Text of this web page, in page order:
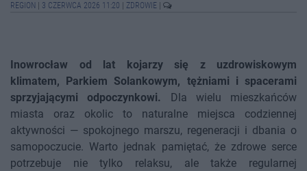
REGION 3 CZERWCA 2026 11:20 ZDROWIE
Inowrocław od lat kojarzy się z uzdrowiskowym
klimatem, Parkiem Solankowym, tężniami i spacerami
sprzyjającymi odpoczynkowi. Dla wielu mieszkańców
miasta oraz okolic to naturalne miejsca codziennej
aktywności — spokojnego marszu, regeneracji i dbania o
samopoczucie. Warto jednak pamiętać, że zdrowe serce
potrzebuje nie tylko relaksu, ale także regularnej